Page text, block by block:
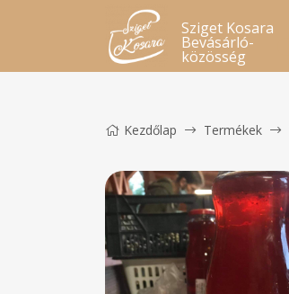
Sziget Kosara
Bevásárló-
közösség
Kezdőlap Termékek